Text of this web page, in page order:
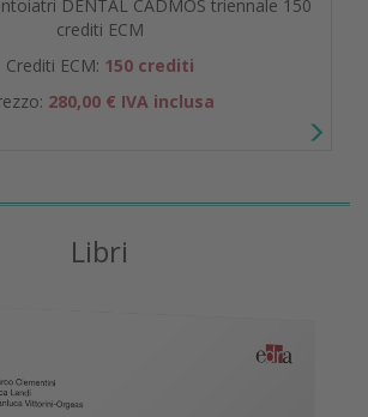
DENTAL CADMOS triennale 150
crediti ECM
Crediti ECM: 150 crediti
280,00 € IVA inclusa
Libri